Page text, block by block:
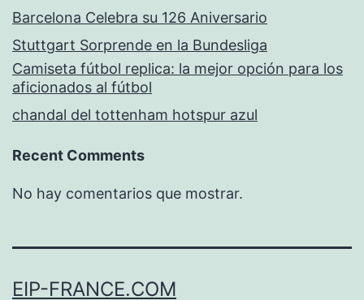
Barcelona Celebra su 126 Aniversario
Stuttgart Sorprende en la Bundesliga
Camiseta fútbol replica: la mejor opción para los
aficionados al fútbol
chandal del tottenham hotspur azul
Recent Comments
No hay comentarios que mostrar.
EIP-FRANCE.COM